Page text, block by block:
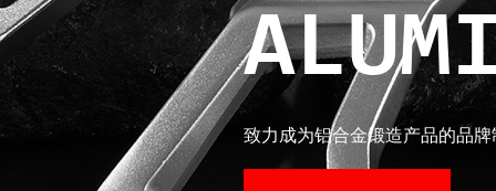
致力成为铝合金锻造产品的品牌